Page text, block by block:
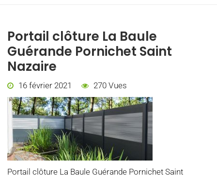
Portail clôture La Baule
Guérande Pornichet Saint
Nazaire
16 février 2021 270 Vues
Portail clôture La Baule Guérande Pornichet Saint